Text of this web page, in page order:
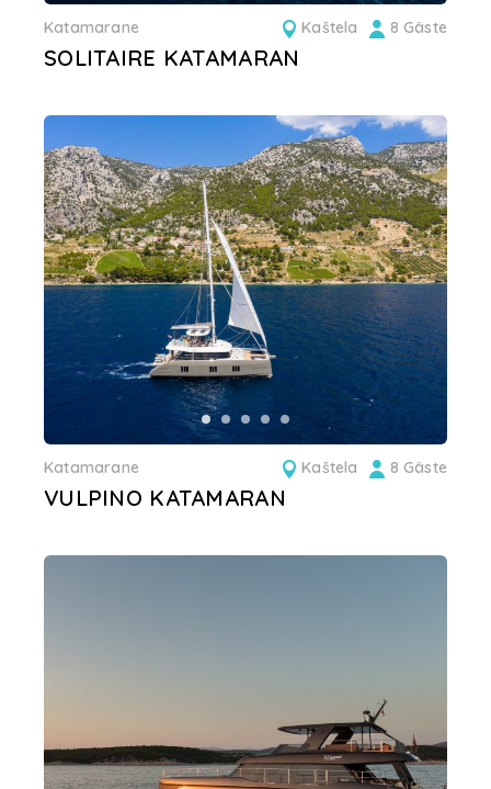
Katamarane 8 Gäste
Kaštela
SOLITAIRE KATAMARAN
Katamarane 8 Gäste
Kaštela
VULPINO KATAMARAN